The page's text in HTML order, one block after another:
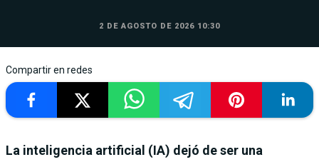
2 DE AGOSTO DE 2026 10:30
Compartir en redes
La inteligencia artificial (IA) dejó de ser una